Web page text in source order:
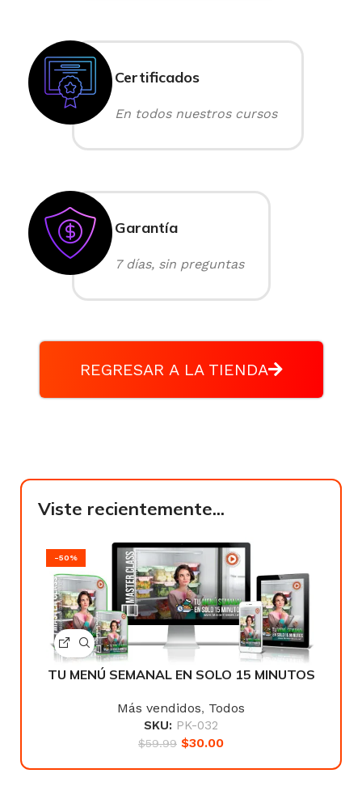
Certificados
En todos nuestros cursos
Garantía
7 días, sin preguntas
REGRESAR A LA TIENDA
Viste recientemente...
-50%
TU MENÚ SEMANAL EN SOLO 15 MINUTOS
Más vendidos, Todos
SKU: PK-032
$59.99 $30.00